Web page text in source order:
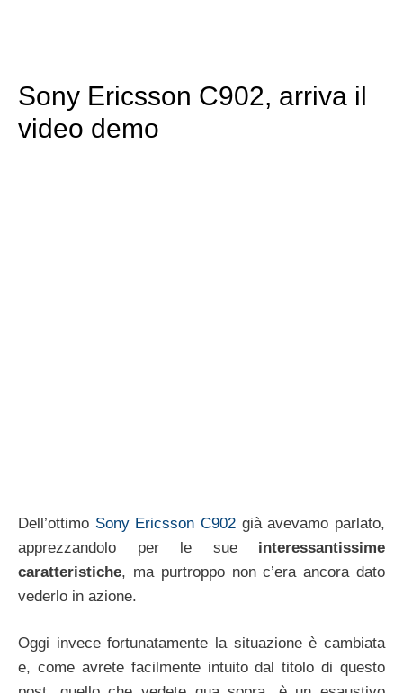
Sony Ericsson C902, arriva il
video demo
Dell’ottimo Sony Ericsson C902 già avevamo parlato,
apprezzandolo per le sue interessantissime
caratteristiche, ma purtroppo non c’era ancora dato
vederlo in azione.
Oggi invece fortunatamente la situazione è cambiata
e, come avrete facilmente intuito dal titolo di questo